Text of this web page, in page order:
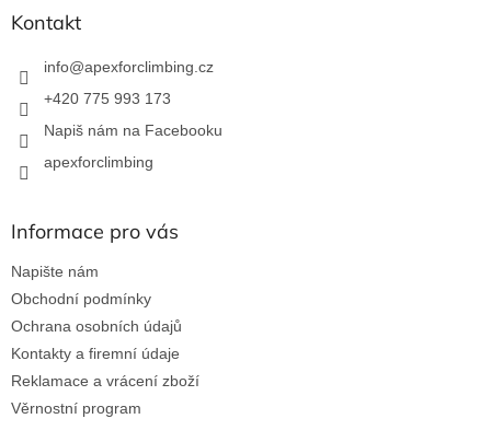
Kontakt
info@apexforclimbing.cz
+420 775 993 173
Napiš nám na Facebooku
apexforclimbing
Informace pro vás
Napište nám
Obchodní podmínky
Ochrana osobních údajů
Kontakty a firemní údaje
Reklamace a vrácení zboží
Věrnostní program